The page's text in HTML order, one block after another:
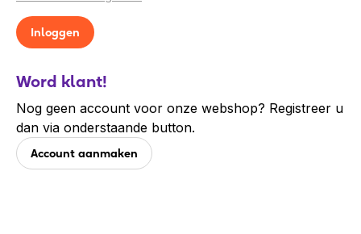
Word klant!
Nog geen account voor onze webshop? Registreer u
dan via onderstaande button.
Account aanmaken